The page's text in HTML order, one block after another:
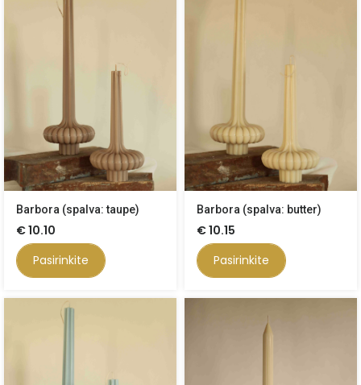
Barbora (spalva: taupe)
€10.10
Pasirinkite
Barbora (spalva: butter)
€10.15
Pasirinkite